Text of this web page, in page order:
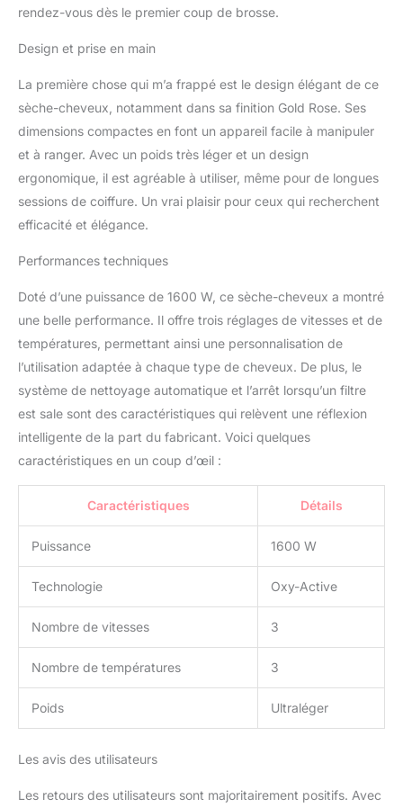
SOIN DES CHEVEUX - La
bien-être et brillance aux
cheveux et prolongeant
la durée de vie de la
couleur, pour un effet
anti-frisottis et une
brillance durable.
TECHNOLOGIE
fonction Auto-Clean
pour l'autonettoyage du
filtre et de la fonction
Memory pour mémoriser
les réglages favoris.
GA.MA ITALY
PROFESSIONAL -
Fondée en 1969 par
Mario Gardini près de
Bologne, elle est
synonyme d'innovation.
Elle a révolutionné la
lisseur professionnel au
dans l'industrie de la
rendez-vous dès le premier coup de brosse.
Design et prise en main
La première chose qui m’a frappé est le design élégant de ce
sèche-cheveux, notamment dans sa finition Gold Rose. Ses
dimensions compactes en font un appareil facile à manipuler
et à ranger. Avec un poids très léger et un design
ergonomique, il est agréable à utiliser, même pour de longues
sessions de coiffure. Un vrai plaisir pour ceux qui recherchent
efficacité et élégance.
Performances techniques
Doté d’une puissance de 1600 W, ce sèche-cheveux a montré
une belle performance. Il offre trois réglages de vitesses et de
températures, permettant ainsi une personnalisation de
l’utilisation adaptée à chaque type de cheveux. De plus, le
système de nettoyage automatique et l’arrêt lorsqu’un filtre
est sale sont des caractéristiques qui relèvent une réflexion
intelligente de la part du fabricant. Voici quelques
caractéristiques en un coup d’œil :
Caractéristiques Détails
Puissance 1600 W
Technologie Oxy-Active
Nombre de vitesses 3
Nombre de températures 3
Poids Ultraléger
Les avis des utilisateurs
Les retours des utilisateurs sont majoritairement positifs. Avec